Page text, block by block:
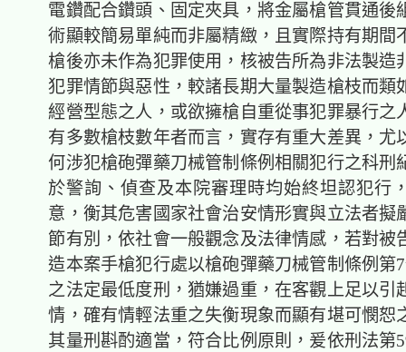
電鑽配合鑽頭、固定夾具，將金屬槍管貫通後
術顯較簡易單純而非屬精緻，且實際持有期間
槍後亦未作為犯罪使用，核被告所為非法製造
犯罪情節與惡性，較諸長期大量製造槍枝而類
經營型態之人，或欲擁槍自重從事犯罪暴行之
有多數槍枝數年者而言，實存有重大差異，尤
何涉犯槍砲彈藥刀械管制條例相關犯行之科刑
於警詢、偵查及本院審理時均始終坦認犯行
意，衡其危害國家社會治安情形實與立法者擬
節有別，依社會一般觀念及法律情感，若對被
造本案手槍犯行處以槍砲彈藥刀械管制條例第
之法定最低度刑，猶嫌過重，在客觀上足以引
情，確有情輕法重之失衡現象而顯有堪可憫恕
其量刑斟酌適當，符合比例原則，爰依刑法第